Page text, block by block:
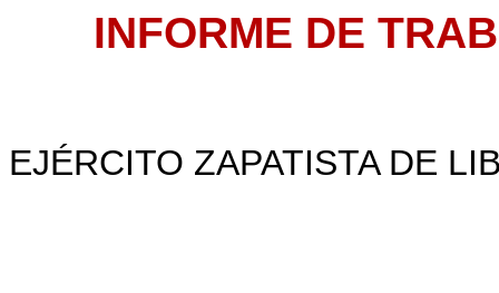
INFORME DE
EJÉRCITO ZAPATISTA DE